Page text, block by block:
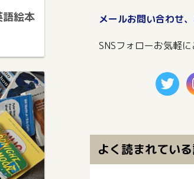
絵本
メールお問い合わせ
SNSフォローお気軽に
よく読まれてい